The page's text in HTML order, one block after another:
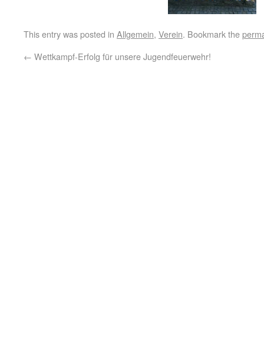
This entry was posted in Allgemein, Verein. Bookmark the
← Wettkampf-Erfolg für unsere Jugendfeuerwehr!